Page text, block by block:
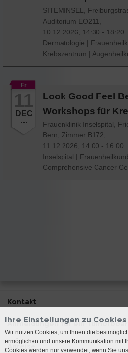
SITEMINSEL,
Auditorium EO211,
10.12.2026, 14:30 - 18:20
Dermatologie |
Krebszentrum |
Fr
11
DEC
Look Good Feel
Workshops für
Frauenklinik Inselspital,
Bern, Zimmer B172,
11.12.2026, 14:00 - 16:00
Inselspital |
Comprehensive Cancer
Kontakt
Anmeldungen für ein
Anreise
Ihre Einstellungen zu
Wir nutzen Cookies, um Ihnen die
ermöglichen und unsere Kommunikation mit
Cookies werden nur verwendet, wenn Sie